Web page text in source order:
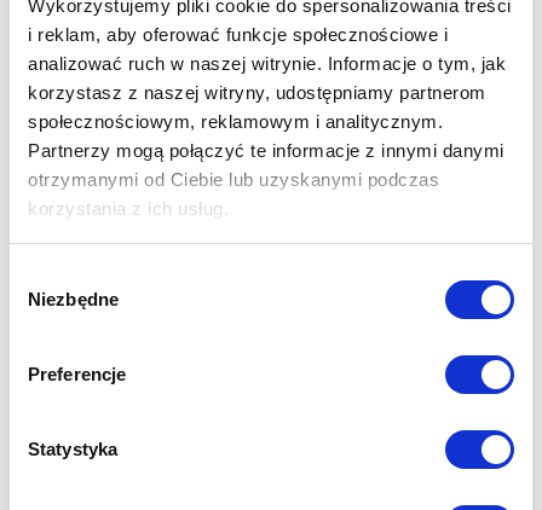
Wykorzystujemy pliki cookie do spersonalizowania treści
i reklam, aby oferować funkcje społecznościowe i
analizować ruch w naszej witrynie. Informacje o tym, jak
korzystasz z naszej witryny, udostępniamy partnerom
społecznościowym, reklamowym i analitycznym.
Partnerzy mogą połączyć te informacje z innymi danymi
otrzymanymi od Ciebie lub uzyskanymi podczas
korzystania z ich usług.
zgody
Niezbędne
Preferencje
Statystyka